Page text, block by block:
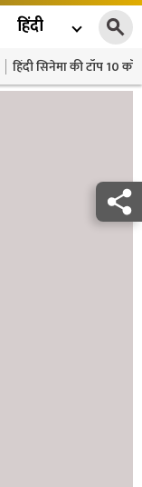
हिंदी
हिंदी सिनेमा की टॉप 10